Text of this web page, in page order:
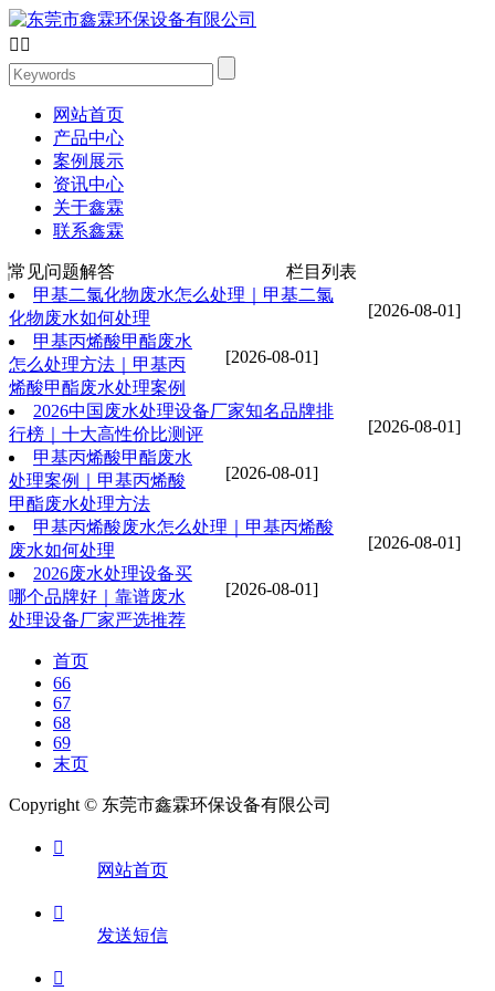
 
网站首页
产品中心
案例展示
资讯中心
关于鑫霖
联系鑫霖
常见问题解答 栏目列表
[2026-08-01]
甲基二氯化物废水怎么处理｜甲基二氯
化物废水如何处理
[2026-08-01]
甲基丙烯酸甲酯废水
怎么处理方法｜甲基丙
烯酸甲酯废水处理案例
[2026-08-01]
2026中国废水处理设备厂家知名品牌排
行榜｜十大高性价比测评
[2026-08-01]
甲基丙烯酸甲酯废水
处理案例｜甲基丙烯酸
甲酯废水处理方法
[2026-08-01]
甲基丙烯酸废水怎么处理｜甲基丙烯酸
废水如何处理
[2026-08-01]
2026废水处理设备买
哪个品牌好｜靠谱废水
处理设备厂家严选推荐
首页
66
67
68
69
末页
Copyright © 东莞市鑫霖环保设备有限公司

网站首页

发送短信
